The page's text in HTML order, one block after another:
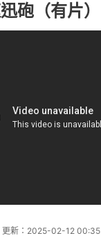
砲（有片）
更新： 2025-02-12 00:35